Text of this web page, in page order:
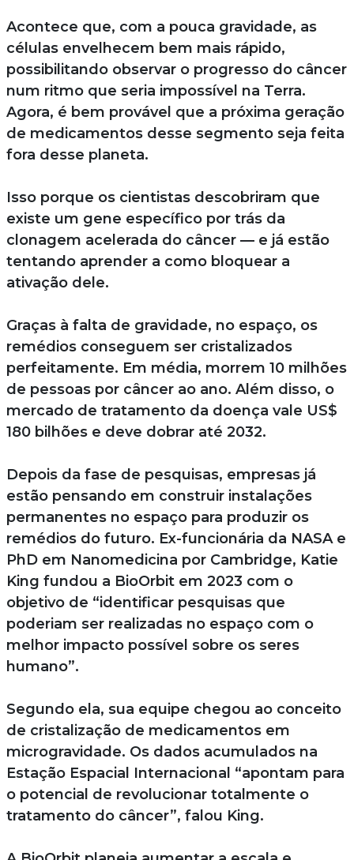
Acontece que, com a pouca gravidade, as
células envelhecem bem mais rápido,
possibilitando observar o progresso do câncer
num ritmo que seria impossível na Terra.
Agora, é bem provável que a próxima geração
de medicamentos desse segmento seja feita
fora desse planeta.
Isso porque os cientistas descobriram que
existe um gene específico por trás da
clonagem acelerada do câncer — e já estão
tentando aprender a como bloquear a
ativação dele.
Graças à falta de gravidade, no espaço, os
remédios conseguem ser cristalizados
perfeitamente. Em média, morrem 10 milhões
de pessoas por câncer ao ano. Além disso, o
mercado de tratamento da doença vale US$
180 bilhões e deve dobrar até 2032.
Depois da fase de pesquisas, empresas já
estão pensando em construir instalações
permanentes no espaço para produzir os
remédios do futuro. Ex-funcionária da NASA e
PhD em Nanomedicina por Cambridge, Katie
King fundou a BioOrbit em 2023 com o
objetivo de “identificar pesquisas que
poderiam ser realizadas no espaço com o
melhor impacto possível sobre os seres
humano”.
Segundo ela, sua equipe chegou ao conceito
de cristalização de medicamentos em
microgravidade. Os dados acumulados na
Estação Espacial Internacional “apontam para
o potencial de revolucionar totalmente o
tratamento do câncer”, falou King.